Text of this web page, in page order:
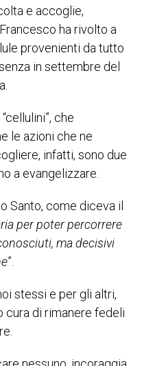
e accoglie,
ha rivolto a
provenienti da tutto
in settembre del
che
le azioni che ne
infatti, sono due
a evangelizzare.
Santo, come diceva il
per poter percorrere
ma decisivi
”.
stessi e per gli altri,
cura di rimanere fedeli